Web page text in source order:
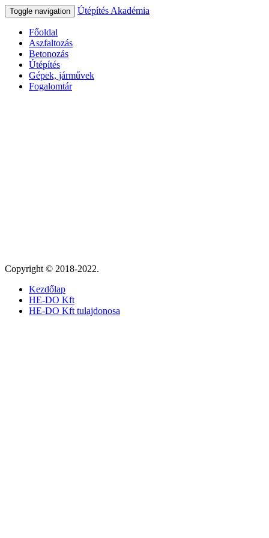
Toggle navigation Útépítés Akadémia
Főoldal
Aszfaltozás
Betonozás
Útépítés
Gépek, járművek
Fogalomtár
Copyright © 2018-2022.
Kezdőlap
HE-DO Kft
HE-DO Kft tulajdonosa